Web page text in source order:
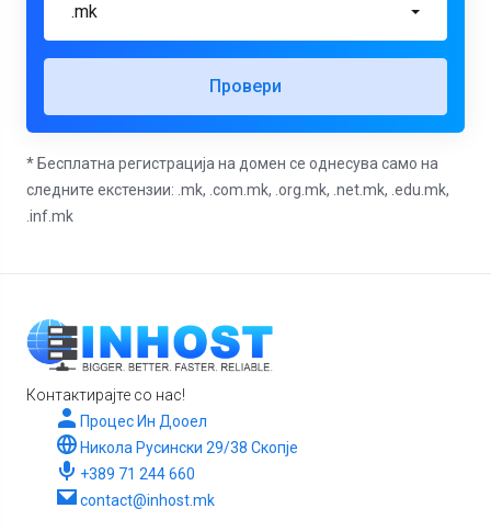
.mk
Провери
* Бесплатна регистрација на домен се однесува само на
следните екстензии: .mk, .com.mk, .org.mk, .net.mk, .edu.mk,
.inf.mk
Контактирајте со нас!
Процес Ин Дооел
Никола Русински 29/38 Скопје
+389 71 244 660
contact@inhost.mk